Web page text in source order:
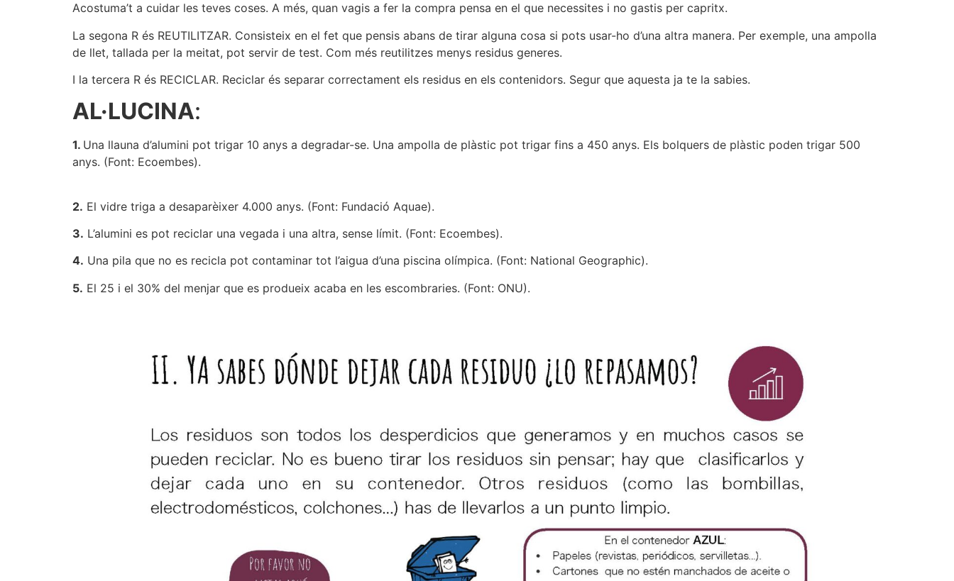
Acostuma’t a cuidar les teves coses. A més, quan vagis a fer la compra pensa en el que necessites i no gastis per capritx.
La segona R és REUTILITZAR. Consisteix en el fet que pensis abans de tirar alguna cosa si pots usar-ho d’una altra manera. Per exemple, una ampolla
de llet, tallada per la meitat, pot servir de test. Com més reutilitzes menys residus generes.
I la tercera R és RECICLAR. Reciclar és separar correctament els residus en els contenidors. Segur que aquesta ja te la sabies.
AL·LUCINA:
1. Una llauna d’alumini pot trigar 10 anys a degradar-se. Una ampolla de plàstic pot trigar fins a 450 anys. Els bolquers de plàstic poden trigar 500
anys. (Font: Ecoembes).
2. El vidre triga a desaparèixer 4.000 anys. (Font: Fundació Aquae).
3. L’alumini es pot reciclar una vegada i una altra, sense límit. (Font: Ecoembes).
4. Una pila que no es recicla pot contaminar tot l’aigua d’una piscina olímpica. (Font: National Geographic).
5. El 25 i el 30% del menjar que es produeix acaba en les escombraries. (Font: ONU).